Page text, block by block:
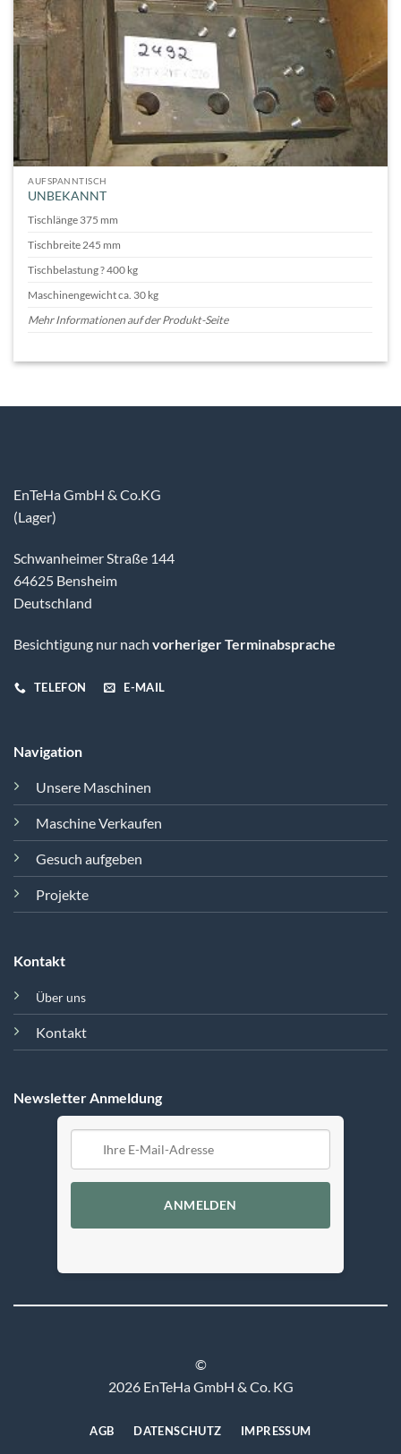
AUFSPANNTISCH
UNBEKANNT
Tischlänge 375 mm
Tischbreite 245 mm
Tischbelastung ? 400 kg
Maschinengewicht ca. 30 kg
Mehr Informationen auf der Produkt-Seite
EnTeHa GmbH & Co.KG
(Lager)
Schwanheimer Straße 144
64625 Bensheim
Deutschland
Besichtigung nur nach vorheriger Terminabsprache
TELEFON E-MAIL
Navigation
Unsere Maschinen
Maschine Verkaufen
Gesuch aufgeben
Projekte
Kontakt
Über uns
Kontakt
Newsletter Anmeldung
ANMELDEN
©
2026 EnTeHa GmbH & Co. KG
AGB DATENSCHUTZ IMPRESSUM